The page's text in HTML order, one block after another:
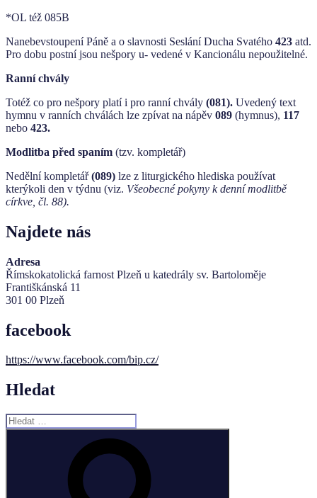
*OL též 085B
Nanebevstoupení Páně a o slavnosti Seslání Ducha Svatého 423 atd.
Pro dobu postní jsou nešpory u- vedené v Kancionálu nepoužitelné.
Ranní chvály
Totéž co pro nešpory platí i pro ranní chvály (081). Uvedený text
hymnu v ranních chválách lze zpívat na nápěv 089 (hymnus), 117
nebo 423.
Modlitba před spaním (tzv. kompletář)
Nedělní kompletář(089) lze z liturgického hlediska používat
kterýkoli den v týdnu (viz. Všeobecné pokyny k denní modlitbě
církve, čl. 88).
Najdete nás
Adresa
Římskokatolická farnost Plzeň u katedrály sv. Bartoloměje
Františkánská 11
301 00 Plzeň
facebook
https://www.facebook.com/bip.cz/
Hledat
Hledat: